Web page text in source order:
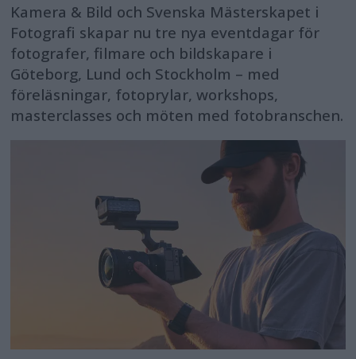
Kamera & Bild och Svenska Mästerskapet i
Fotografi skapar nu tre nya eventdagar för
fotografer, filmare och bildskapare i
Göteborg, Lund och Stockholm – med
föreläsningar, fotoprylar, workshops,
masterclasses och möten med fotobranschen.